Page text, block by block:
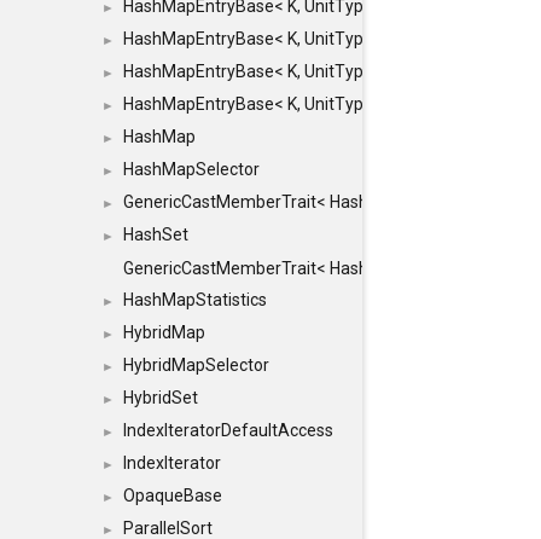
► HashMapEntryBase< K, UnitType, ENTRY_HANDLER,
► HashMapEntryBase< K, UnitType, ENTRY_HANDLER,
► HashMapEntryBase< K, UnitType, ENTRY_HANDLER,
► HashMapEntryBase< K, UnitType, ENTRY_HANDLER,
► HashMap
► HashMapSelector
► GenericCastMemberTrait< HashMap< K_TO, V_TO >,
►
HashSet
GenericCastMemberTrait< HashSet< TO >, HashSet<
► HashMapStatistics
► HybridMap
► HybridMapSelector
► HybridSet
► IndexIteratorDefaultAccess
► IndexIterator
► OpaqueBase
► ParallelSort